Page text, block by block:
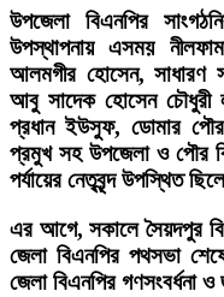
উপজেলা বিএনপির
উপস্থাপনায় এসময়
আলমগীর হোসেন,
আবু সাদেক হোসেন চৌধুরী
প্রধান ইউসুফ, ডোমার
প্রমুখ সহ উপজেলা ও পৌর
পর্যায়ের নেতৃবৃন্দ উপস্থিত
এর আগে, সকালে সৈয়দপুর
জেলা বিএনপির পথসভা শেষে
জেলা বিএনপির গণসংবর্ধনা